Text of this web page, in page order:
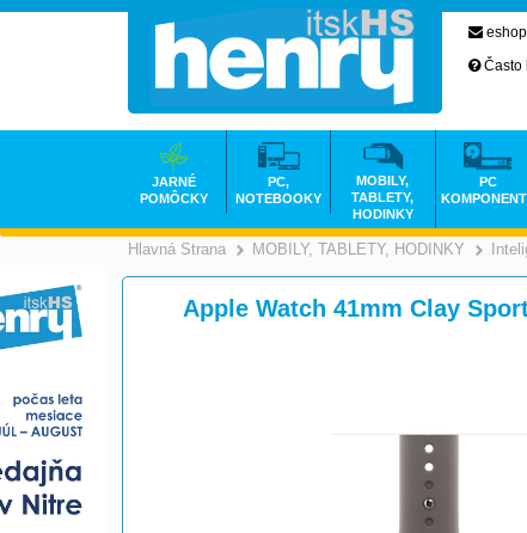
Hlavná Strana >
MOBILY, TABLETY, HODINKY
Apple Watch 41mm Clay
Často
JARNÉ
POMÔCKY
PC,
NOTEBOOKY
MOBILY,
TABLETY,
HODINKY
PC